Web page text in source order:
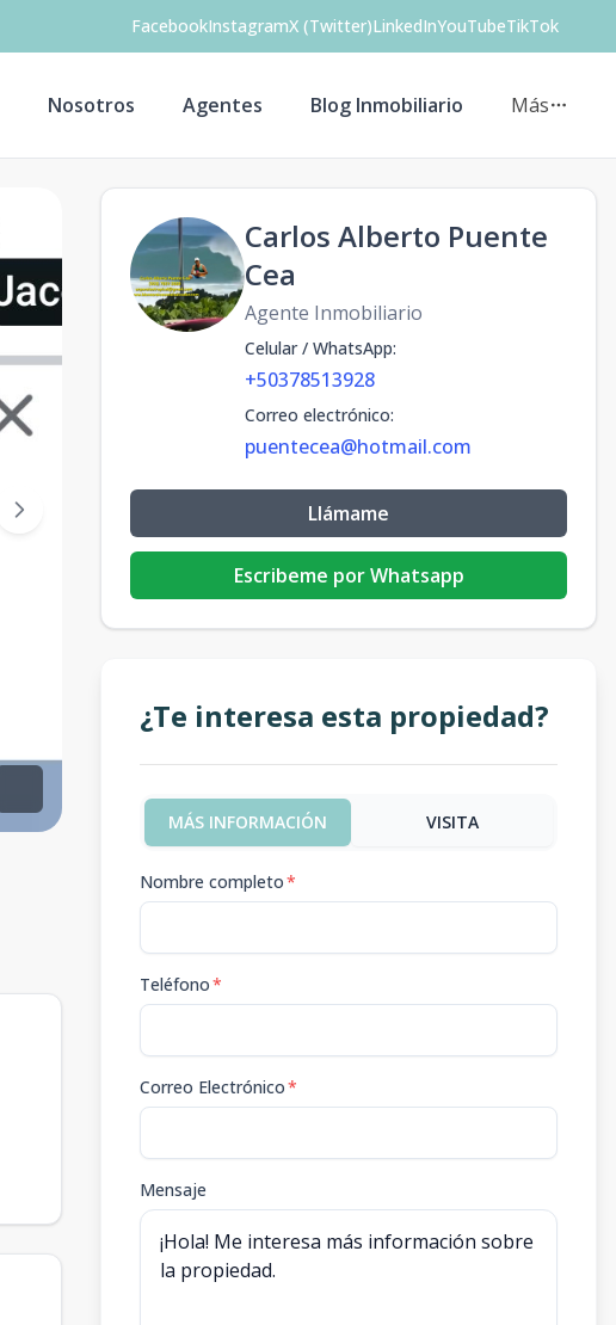
FacebookInstagramX (Twitter)LinkedInYouTubeTikTok
Nosotros Agentes Blog Inmobiliario Más
Carlos Alberto Puente
Cea
Agente Inmobiliario
Celular / WhatsApp:
+50378513928
Correo electrónico:
puentecea@hotmail.com
Llámame
Escribeme por Whatsapp
¿Te interesa esta propiedad?
MÁS INFORMACIÓN VISITA
Nombre completo*
Teléfono*
Correo Electrónico*
Mensaje